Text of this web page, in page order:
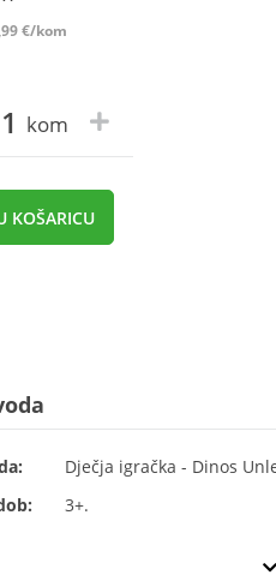
€/kom
kom
KOŠARICU
Dječja igračka - Dinos
3+.